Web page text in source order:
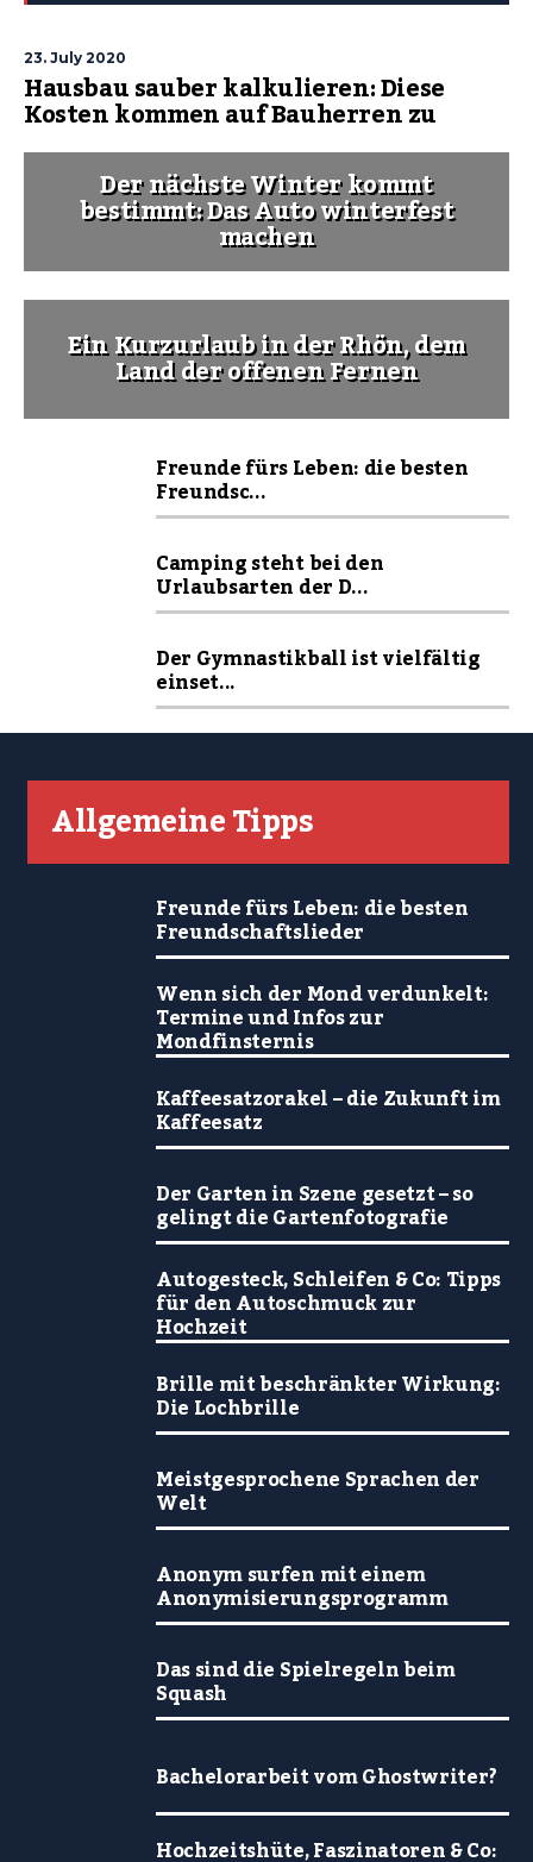
23. July 2020
Hausbau sauber kalkulieren: Diese
Kosten kommen auf Bauherren zu
Der nächste Winter kommt
bestimmt: Das Auto winterfest
machen
Ein Kurzurlaub in der Rhön, dem
Land der offenen Fernen
Freunde fürs Leben: die besten
Freundsc...
Camping steht bei den
Urlaubsarten der D...
Der Gymnastikball ist vielfältig
einset...
Allgemeine Tipps
Freunde fürs Leben: die besten
Freundschaftslieder
Wenn sich der Mond verdunkelt:
Termine und Infos zur
Mondfinsternis
Kaffeesatzorakel – die Zukunft im
Kaffeesatz
Der Garten in Szene gesetzt – so
gelingt die Gartenfotografie
Autogesteck, Schleifen & Co: Tipps
für den Autoschmuck zur
Hochzeit
Brille mit beschränkter Wirkung:
Die Lochbrille
Meistgesprochene Sprachen der
Welt
Anonym surfen mit einem
Anonymisierungsprogramm
Das sind die Spielregeln beim
Squash
Bachelorarbeit vom Ghostwriter?
Hochzeitshüte, Faszinatoren & Co: